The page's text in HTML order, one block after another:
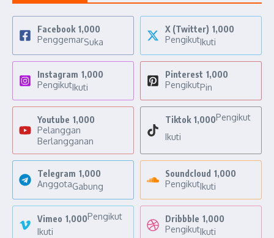
Facebook 1,000
PenggemarSuka
X (Twitter) 1,000
PengikutIkuti
Instagram 1,000
PengikutIkuti
Pinterest 1,000
PengikutPin
Youtube 1,000
Pelanggan
Berlangganan
Tiktok 1,000Pengikut
Ikuti
Telegram 1,000
AnggotaGabung
Soundcloud 1,000
PengikutIkuti
Vimeo 1,000Pengikut
Ikuti
Dribbble 1,000
PengikutIkuti